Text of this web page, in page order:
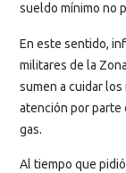
sueldo mínimo no
En este sentido,
militares de la
sumen a cuidar
atención por parte
gas.
Al tiempo que